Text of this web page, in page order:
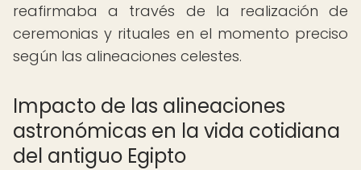
reafirmaba a través de la realización de
ceremonias y rituales en el momento preciso
según las alineaciones celestes.
Impacto de las alineaciones
astronómicas en la vida cotidiana
del antiguo Egipto